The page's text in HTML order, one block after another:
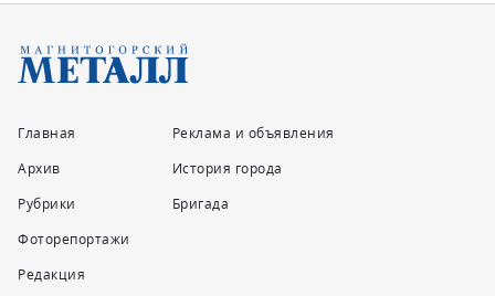
Главная
Архив
Рубрики
Фоторепортажи
Редакция
Реклама и объявления
История города
Бригада